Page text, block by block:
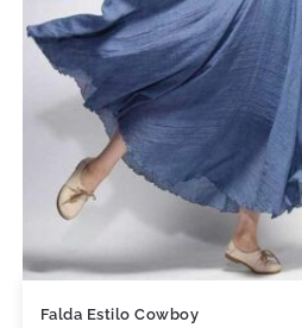
Falda Estilo Cowboy